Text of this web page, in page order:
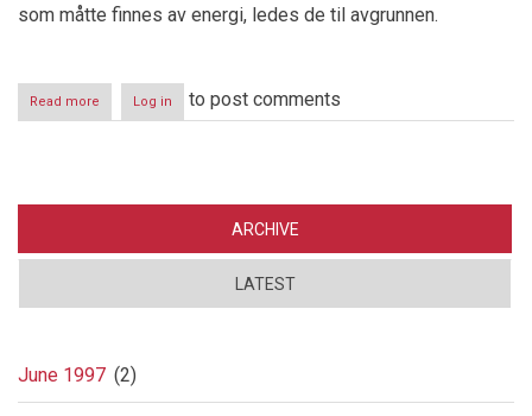
som måtte finnes av energi, ledes de til avgrunnen.
Read more
Straffen
Log in to post comments
ARCHIVE
LATEST
June 1997 (2)